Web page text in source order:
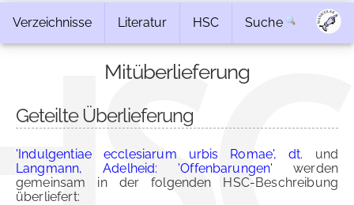
Verzeichnisse Literatur HSC Suche
Mitüberlieferung
Geteilte Überlieferung
'Indulgentiae ecclesiarum urbis Romae', dt. und
Langmann, Adelheid: 'Offenbarungen' werden
gemeinsam in der folgenden HSC-Beschreibung
überliefert: